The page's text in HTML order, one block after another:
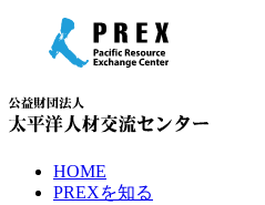
HOME
PREXを知る